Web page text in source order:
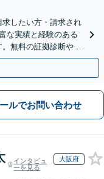
求したい方・請求され
な実績と経験のある
無料の証拠診断や着
ください。
ルでお問い合わせ
インタビュ
ーを見る
大阪府